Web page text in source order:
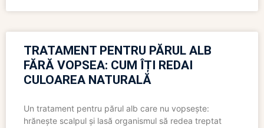
TRATAMENT PENTRU PĂRUL ALB
FĂRĂ VOPSEA: CUM ÎȚI REDAI
CULOAREA NATURALĂ
Un tratament pentru părul alb care nu vopsește:
hrănește scalpul și lasă organismul să redea treptat